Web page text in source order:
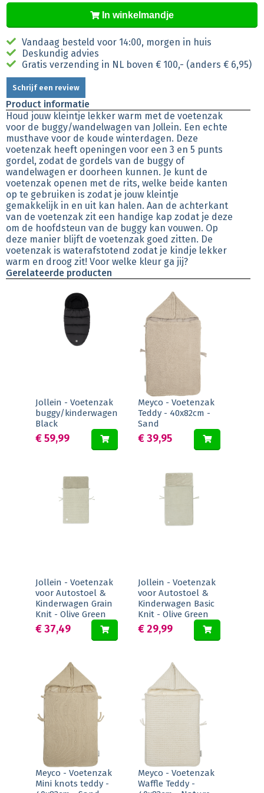
In winkelmandje
Vandaag besteld voor 14:00, morgen in huis
Deskundig advies
Gratis verzending in NL boven € 100,- (anders € 6,95)
Schrijf een review
Product informatie
Houd jouw kleintje lekker warm met de voetenzak
voor de buggy/wandelwagen van Jollein. Een echte
musthave voor de koude winterdagen. Deze
voetenzak heeft openingen voor een 3 en 5 punts
gordel, zodat de gordels van de buggy of
wandelwagen er doorheen kunnen. Je kunt de
voetenzak openen met de rits, welke beide kanten
op te gebruiken is zodat je jouw kleintje
gemakkelijk in en uit kan halen. Aan de achterkant
van de voetenzak zit een handige kap zodat je deze
om de hoofdsteun van de buggy kan vouwen. Op
deze manier blijft de voetenzak goed zitten. De
voetenzak is waterafstotend zodat je kindje lekker
warm en droog zit! Voor welke kleur ga jij?
Gerelateerde producten
Jollein - Voetenzak
buggy/kinderwagen
Black
€ 59,99
Meyco - Voetenzak
Teddy - 40x82cm -
Sand
€ 39,95
Jollein - Voetenzak
voor Autostoel &
Kinderwagen Grain
Knit - Olive Green
€ 37,49
Jollein - Voetenzak
voor Autostoel &
Kinderwagen Basic
Knit - Olive Green
€ 29,99
Meyco - Voetenzak
Mini knots teddy -
Meyco - Voetenzak
Waffle Teddy -